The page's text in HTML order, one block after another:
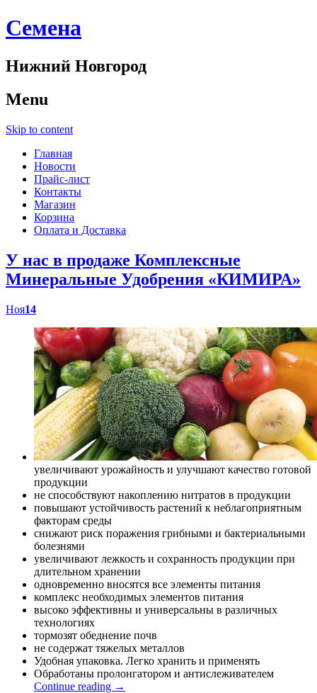
Cемена
Нижний Новгород
Menu
Skip to content
Главная
Новости
Прайс-лист
Контакты
Магазин
Корзина
Оплата и Доставка
У нас в продаже Комплексные
Минеральные Удобрения «КИМИРА»
Ноя14
увеличивают урожайность и улучшают качество готовой
продукции
не способствуют накоплению нитратов в продукции
повышают устойчивость растений к неблагоприятным
факторам среды
снижают риск поражения грибными и бактериальными
болезнями
увеличивают лежкость и сохранность продукции при
длительном хранении
одновременно вносятся все элементы питания
комплекс необходимых элементов питания
высоко эффективны и универсальны в различных
технологиях
тормозят обеднение почв
не содержат тяжелых металлов
Удобная упаковка. Легко хранить и применять
Обработаны пролонгатором и антислеживателем
Continue reading →